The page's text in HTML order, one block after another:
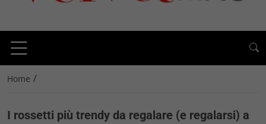
Home /
I rossetti più trendy da regalare (e regalarsi) a